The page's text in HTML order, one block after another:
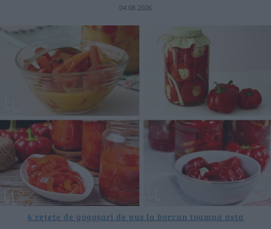
04.08.2026
4 rețete de gogoșari de pus la borcan toamna asta